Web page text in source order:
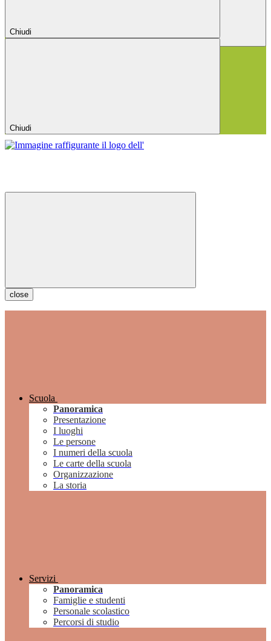
Chiudi
Chiudi
close
Scuola
Panoramica
Presentazione
I luoghi
Le persone
I numeri della scuola
Le carte della scuola
Organizzazione
La storia
Servizi
Panoramica
Famiglie e studenti
Personale scolastico
Percorsi di studio